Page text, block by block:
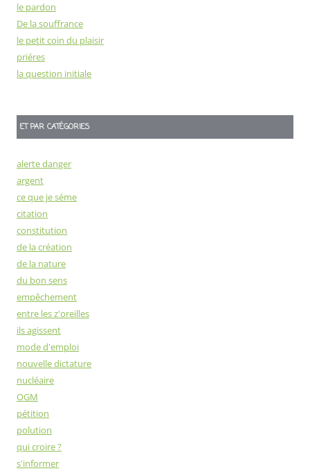
le pardon
De la souffrance
le petit coin du plaisir
priéres
la question initiale
ET PAR CATÉGORIES
alerte danger
argent
ce que je séme
citation
constitution
de la création
de la nature
du bon sens
empêchement
entre les z'oreilles
ils agissent
mode d'emploi
nouvelle dictature
nucléaire
OGM
pétition
polution
qui croire ?
s'informer